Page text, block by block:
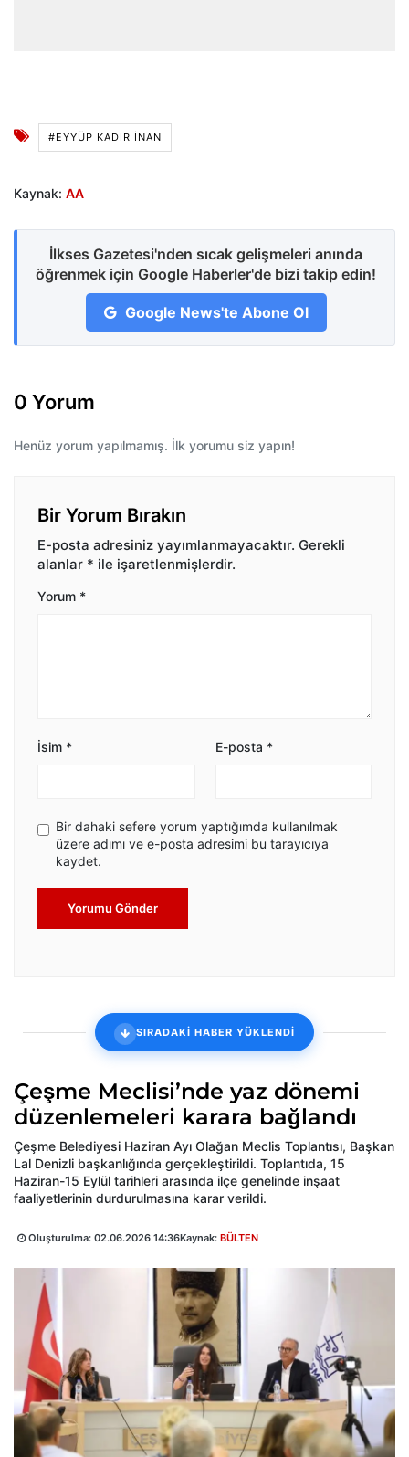
#EYYÜP KADIR İNAN
Kaynak: AA
İlkses Gazetesi'nden sıcak gelişmeleri anında
öğrenmek için Google Haberler'de bizi takip edin!
Google News'te Abone Ol
0 Yorum
Henüz yorum yapılmamış. İlk yorumu siz yapın!
Bir Yorum Bırakın
E-posta adresiniz yayımlanmayacaktır. Gerekli
alanlar * ile işaretlenmişlerdir.
Yorum *
İsim * E-posta *
Bir dahaki sefere yorum yaptığımda kullanılmak
üzere adımı ve e-posta adresimi bu tarayıcıya
kaydet.
Yorumu Gönder
SIRADAKİ HABER YÜKLENDİ
Çeşme Meclisi’nde yaz dönemi
düzenlemeleri karara bağlandı
Çeşme Belediyesi Haziran Ayı Olağan Meclis Toplantısı, Başkan
Lal Denizli başkanlığında gerçekleştirildi. Toplantıda, 15
Haziran-15 Eylül tarihleri arasında ilçe genelinde inşaat
faaliyetlerinin durdurulmasına karar verildi.
Oluşturulma: 02.06.2026 14:36Kaynak: BÜLTEN